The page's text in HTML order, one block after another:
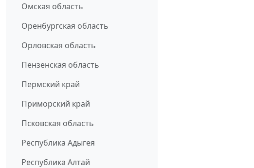
Омская область
Оренбургская область
Орловская область
Пензенская область
Пермский край
Приморский край
Псковская область
Республика Адыгея
Республика Алтай